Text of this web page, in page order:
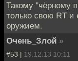
Такому "чёрному
только свою RT
оружием.
Очень_Злой »
#53 | 19.12.13 10:11